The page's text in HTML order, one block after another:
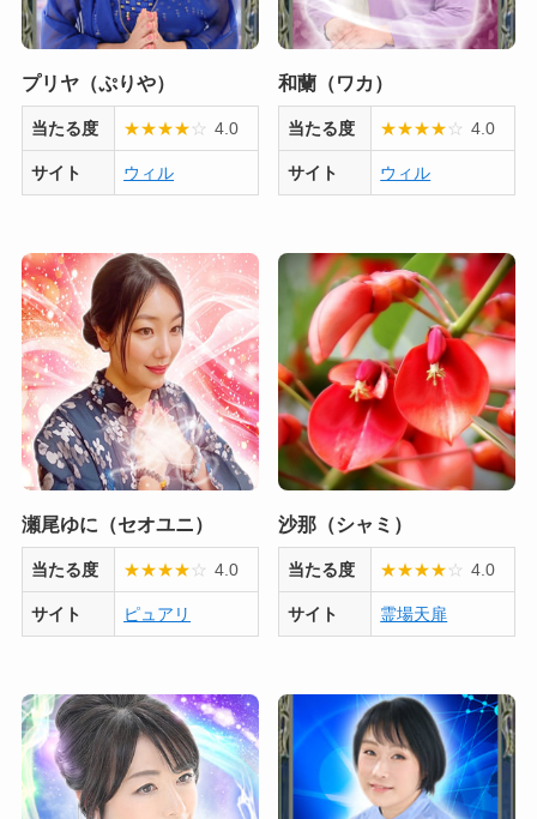
プリヤ（ぷりや）
当たる度 ★★★★☆ 4.0
サイト ウィル
和蘭（ワカ）
当たる度 ★★★★☆ 4.0
サイト ウィル
瀬尾ゆに（セオユニ）
当たる度 ★★★★☆ 4.0
サイト ピュアリ
沙那（シャミ）
当たる度 ★★★★☆ 4.0
サイト 霊場天扉